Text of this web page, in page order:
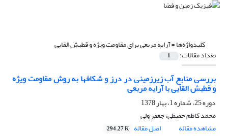
کلیدواژه‌ها =آرایه مربعی برای مقاومت ویژه و قطبش القایی
تعداد مقالات: 1
بررسی منابع آب زیرزمینی در درز و شکافها به روش مقاومت ویژه
و قطبش القایی با آرایه مربعی
دوره 25، شماره 1، بهار 1378
محمد کاظم حفیظی، جعفر ولی
مشاهده مقاله
اصل مقاله 294.27 K